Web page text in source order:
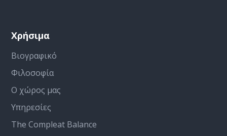
Χρήσιμα
Βιογραφικό
Φιλοσοφία
Ο χώρος μας
Υπηρεσίες
The Compleat Balance